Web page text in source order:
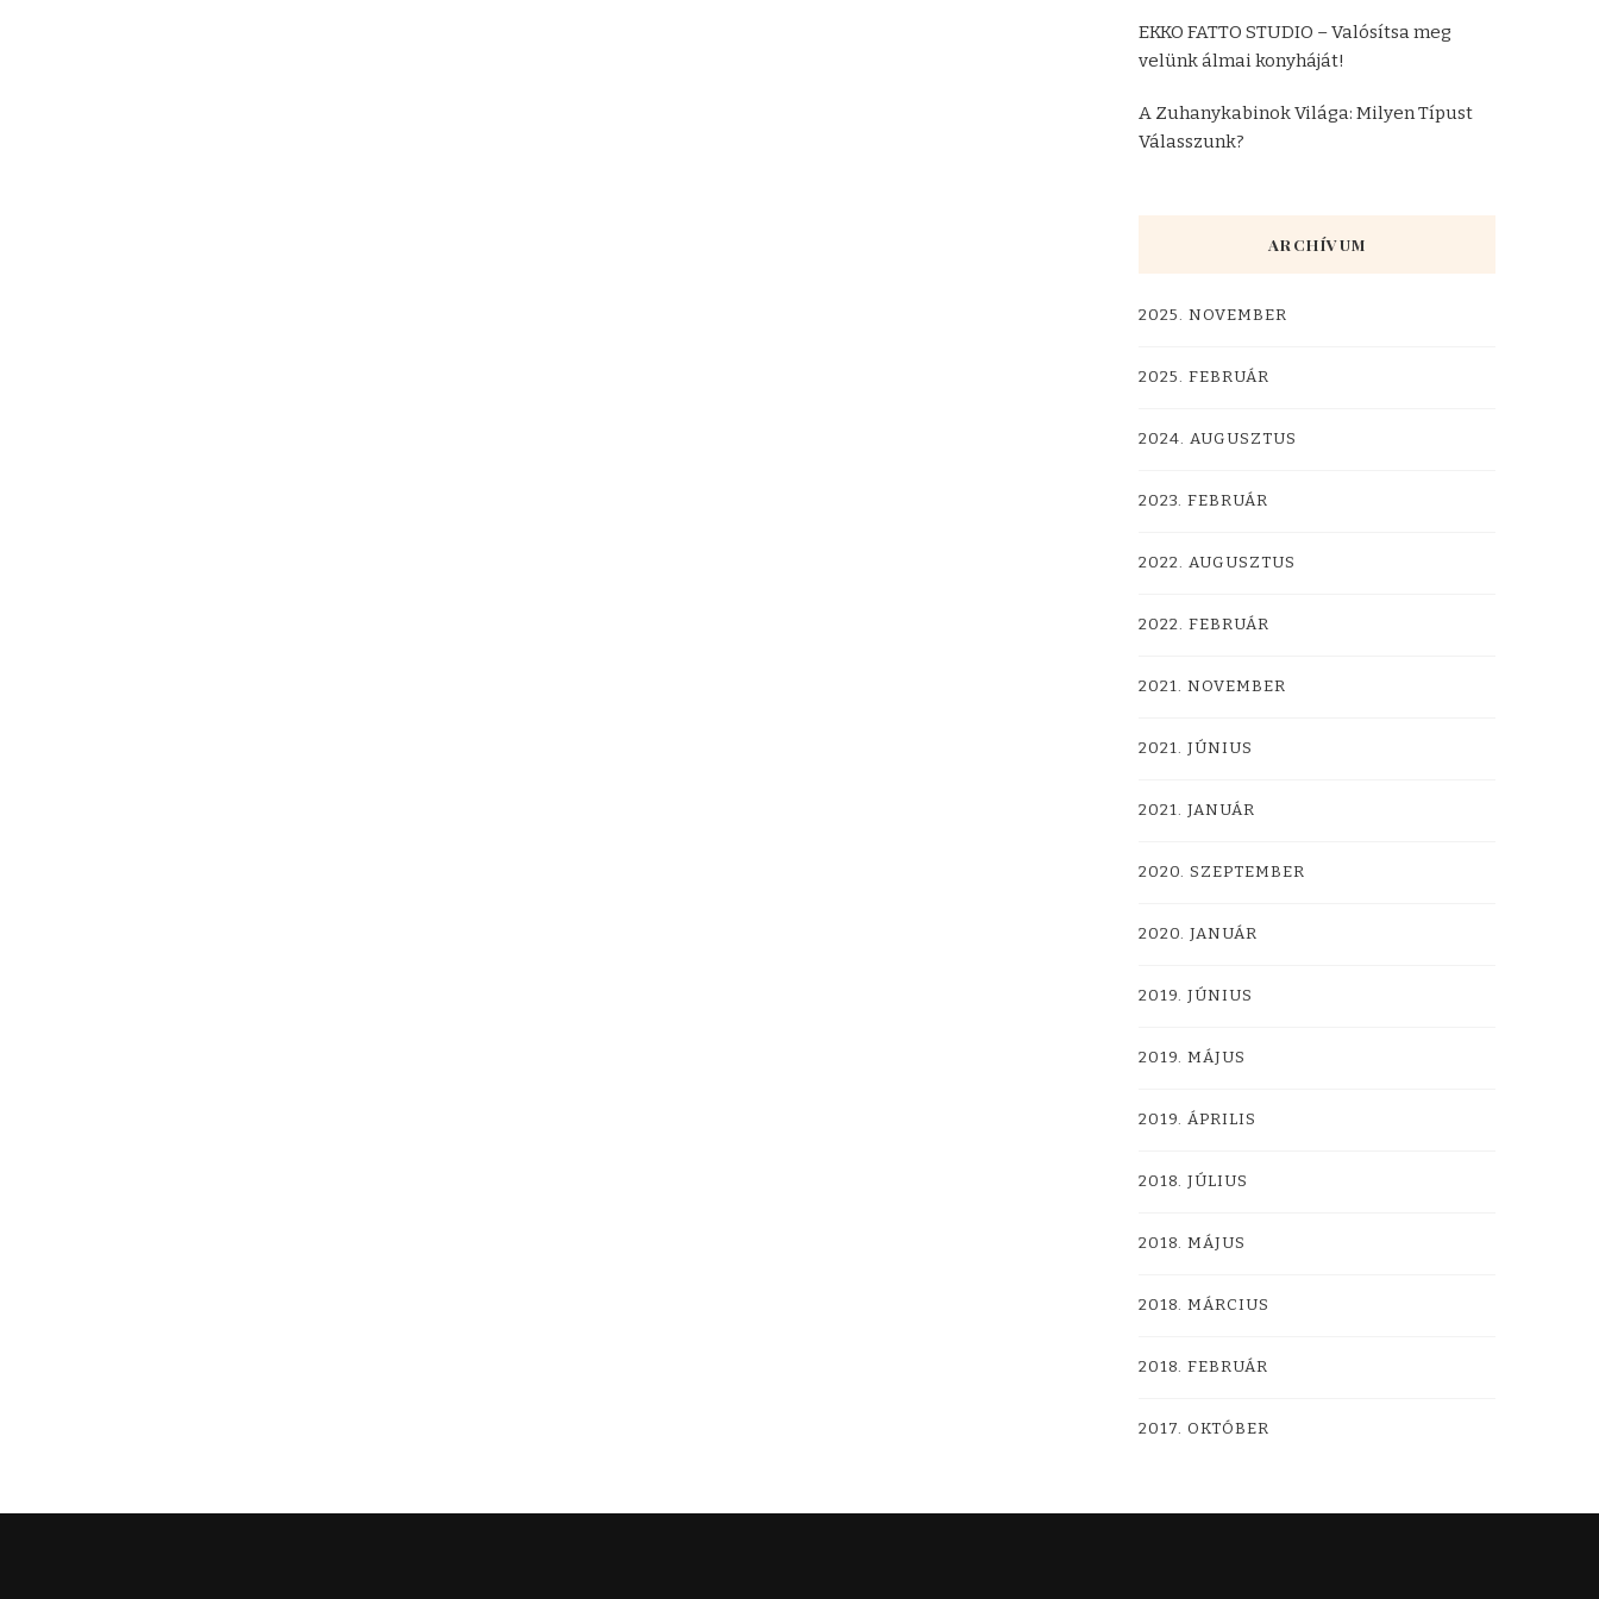
EKKO FATTO STUDIO – Valósítsa meg
velünk álmai konyháját!
A Zuhanykabinok Világa: Milyen Típust
Válasszunk?
ARCHÍVUM
2025. NOVEMBER
2025. FEBRUÁR
2024. AUGUSZTUS
2023. FEBRUÁR
2022. AUGUSZTUS
2022. FEBRUÁR
2021. NOVEMBER
2021. JÚNIUS
2021. JANUÁR
2020. SZEPTEMBER
2020. JANUÁR
2019. JÚNIUS
2019. MÁJUS
2019. ÁPRILIS
2018. JÚLIUS
2018. MÁJUS
2018. MÁRCIUS
2018. FEBRUÁR
2017. OKTÓBER